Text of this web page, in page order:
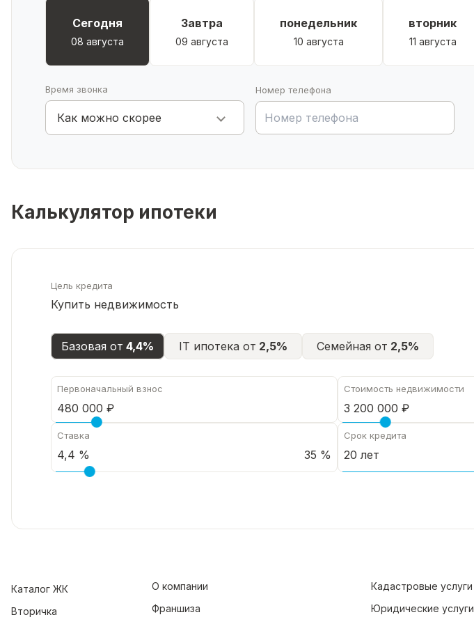
Сегодня
08 августа
Завтра
09 августа
понедельник
10 августа
вторник
11 августа
Время звонка
Как можно скорее
Номер телефона
Калькулятор ипотеки
Цель кредита
Купить недвижимость
Базовая от 4,4% IT ипотека от 2,5% Семейная от 2,5%
Первоначальный взнос Стоимость недвижимости
Ставка
35 %
Срок кредита
Каталог ЖК
Вторичка
О компании
Франшиза
Кадастровые услуги
Юридические услуги